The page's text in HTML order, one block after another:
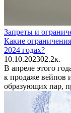
Запреты и
Какие
2024 годах?
10.10.202302.2к.
В апреле этого
к продаже вейпов
образующих пар,